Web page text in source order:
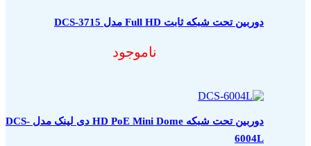
دوربین تحت شبکه ثابت Full HD مدل DCS-3715
ناموجود
دوربین تحت شبکه HD PoE Mini Dome دی لینک مدل DCS-
6004L